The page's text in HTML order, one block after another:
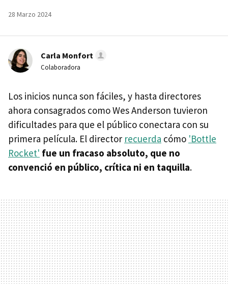
28 Marzo 2024
Carla Monfort
Colaboradora
Los inicios nunca son fáciles, y hasta directores
ahora consagrados como Wes Anderson tuvieron
dificultades para que el público conectara con su
primera película. El director recuerda cómo 'Bottle
Rocket' fue un fracaso absoluto, que no
convenció en público, crítica ni en taquilla.